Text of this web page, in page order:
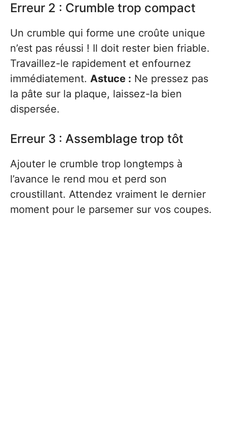
Erreur 2 : Crumble trop compact
Un crumble qui forme une croûte unique
n’est pas réussi ! Il doit rester bien friable.
Travaillez-le rapidement et enfournez
immédiatement. Astuce : Ne pressez pas
la pâte sur la plaque, laissez-la bien
dispersée.
Erreur 3 : Assemblage trop tôt
Ajouter le crumble trop longtemps à
l’avance le rend mou et perd son
croustillant. Attendez vraiment le dernier
moment pour le parsemer sur vos coupes.